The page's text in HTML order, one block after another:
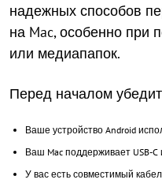
надежных способов
на Mac, особенно при
или медиапапок.
Перед началом
Ваше устройство Android
Ваш Mac поддерживает USB-C
У вас есть совместимый